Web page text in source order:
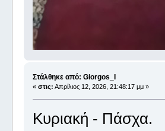
Στάλθηκε από: Giorgos_I
« στις: Απρίλιος 12, 2026, 21:48:17 μμ »
Κυριακή - Πάσχα.